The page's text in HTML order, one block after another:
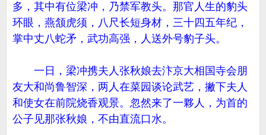
多，其中有位梁冲，乃禁军教头。那官人生的豹头
环眼，燕颔虎须，八尺长短身材，三十四五年纪，
掌中丈八蛇矛，武功高强，人送外号豹子头。
一日，梁冲携夫人张秋娘去汴京大相国寺会朋
友大和尚鲁智深，两人在菜园谈论武艺，撇下夫人
和使女在前院烧香观景。忽然来了一夥人，为首的
公子见那张秋娘，不由直流口水。